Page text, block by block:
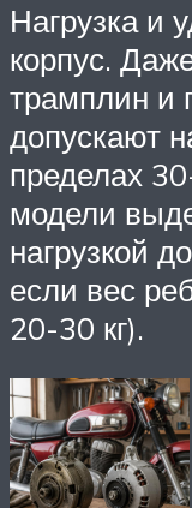
Нагрузка и
корпус.
трамплин и
допускают
пределах
модели
нагрузкой
если вес
20-30 кг).